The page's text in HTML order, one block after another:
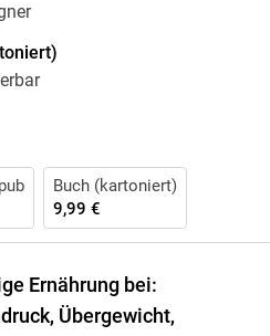
Buch (kartoniert)
9,99 €
Ernährung bei:
Übergewicht,